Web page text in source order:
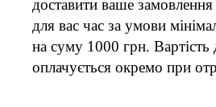
доставити ваше
для вас час за умови
на суму 1000 грн. Вартість
оплачується окремо при